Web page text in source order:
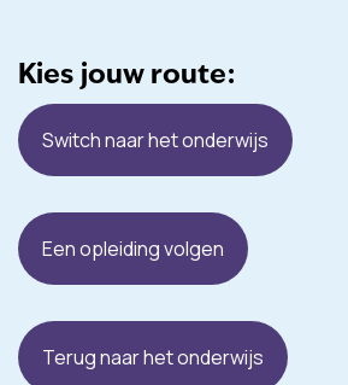
Kies jouw route:
Switch naar het onderwijs
Een opleiding volgen
Terug naar het onderwijs